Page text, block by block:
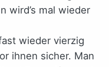
wird’s mal wieder
wieder vierzig
ihnen sicher. Man